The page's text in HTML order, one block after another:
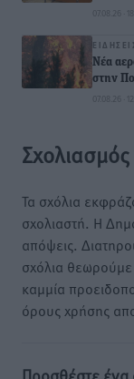
07.08.26 ·
Νέα
στην
07.08.26 ·
Τα σχόλια
σχολιαστή. Η
απόψεις.
σχόλια θεωρούμε
καμμία
όρους χρήσης